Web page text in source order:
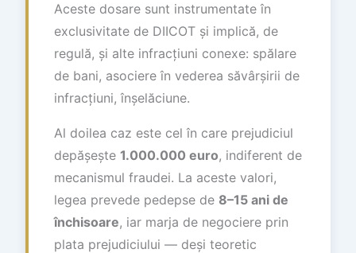
Aceste dosare sunt instrumentate în
exclusivitate de DIICOT și implică, de
regulă, și alte infracțiuni conexe: spălare
de bani, asociere în vederea săvârșirii de
infracțiuni, înșelăciune.
Al doilea caz este cel în care prejudiciul
depășește 1.000.000 euro, indiferent de
mecanismul fraudei. La aceste valori,
legea prevede pedepse de 8–15 ani de
închisoare, iar marja de negociere prin
plata prejudiciului — deși teoretic